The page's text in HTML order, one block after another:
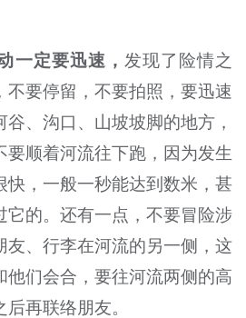
一定要迅速， 发现了险情之
不要停留，不要拍照，要迅速
、沟口、山坡坡脚的地方，
要顺着河流往下跑，因为发生
快，一般一秒能达到数米，甚
它的。还有一点，不要冒险涉
友、行李在河流的另一侧，这
他们会合，要往河流两侧的高
再联络朋友。